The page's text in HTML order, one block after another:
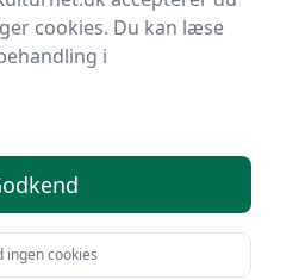
på
6
det helt rigtige sted at finde
de 6 bedste produkter lige
køb!
cookies. Du kan læse
i
ingen cookies